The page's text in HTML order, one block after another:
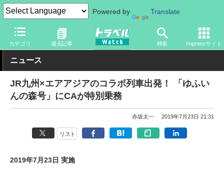
Powered by Translate
カテゴリ 過去記事 検索 Impressサイト
トラベル Watch 地域 国内旅行 九州
ニュース
JR九州×エアアジアのコラボ列車出発！ 「ゆふい
んの森号」にCAが特別乗務
赤坂太一 2019年7月23日 21:31
リスト
2019年7月23日 実施